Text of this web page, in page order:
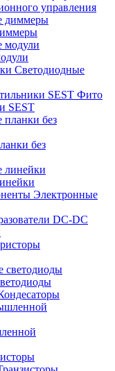
управления
Светодиодные
Фито
SEST
без
Электронные
DC-DC